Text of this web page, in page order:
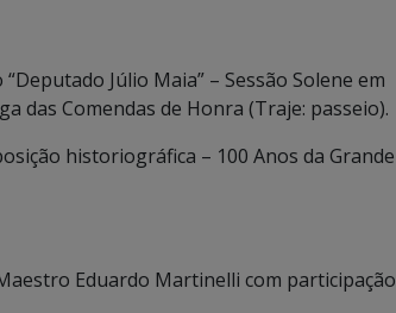
Júlio Maia” – Sessão Solene em
das Comendas de Honra (Traje: passeio).
historiográfica – 100 Anos da Grande
Eduardo Martinelli com participação